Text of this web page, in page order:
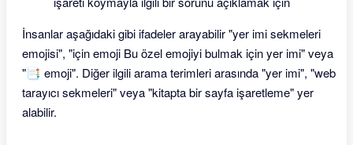
İnsanlar aşağıdaki gibi ifadeler arayabilir "yer imi sekmeleri
emojisi", "için emoji Bu özel emojiyi bulmak için yer imi" veya
"📑 emoji". Diğer ilgili arama terimleri arasında "yer imi", "web
tarayıcı sekmeleri" veya "kitapta bir sayfa işaretleme" yer
alabilir.